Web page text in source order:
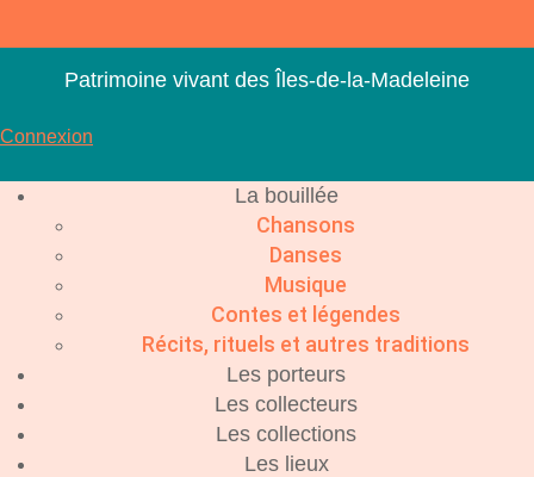
contenu
Patrimoine vivant des Îles-de-la-Madeleine
Connexion
La bouillée
Chansons
Danses
Musique
Contes et légendes
Récits, rituels et autres traditions
Les porteurs
Les collecteurs
Les collections
Les lieux